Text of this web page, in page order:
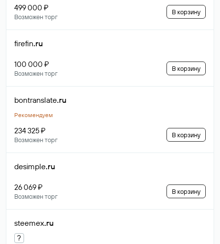
499 000 ₽
Возможен торг
В корзину
firefin.ru
100 000 ₽
Возможен торг
В корзину
bontranslate.ru
Рекомендуем
234 325 ₽
Возможен торг
В корзину
desimple.ru
26 069 ₽
Возможен торг
В корзину
steemex.ru
?